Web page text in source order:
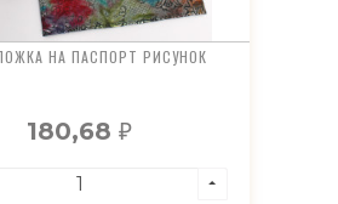
НА ПАСПОРТ РИСУНОК
180,68₽